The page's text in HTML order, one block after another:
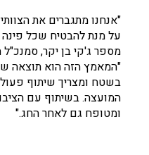
"אנחנו מתגברים את
על מנת להבטיח שכל
מספר ג'קי בן יקר,
"המאמץ הזה הוא תוצאה
בשטח ומצריך שיתוף
המועצה. בשיתוף עם
ומטופח גם לאחר החג."